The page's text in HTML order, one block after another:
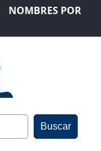
NOMBRES POR